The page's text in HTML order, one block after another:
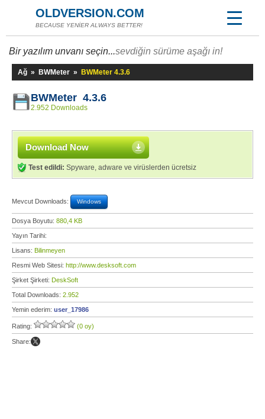
OLDVERSION.COM
BECAUSE YENİER ALWAYS BETTER!
Bir yazılım unvanı seçin...sevdiğin sürüme aşağı in!
Ağ » BWMeter » BWMeter 4.3.6
BWMeter 4.3.6
2.952 Downloads
Download Now
Test edildi: Spyware, adware ve virüslerden ücretsiz
Mevcut Downloads: Windows
Dosya Boyutu: 880,4 KB
Yayın Tarihi:
Lisans: Bilinmeyen
Resmi Web Sitesi: http://www.desksoft.com
Şirket Şirketi: DeskSoft
Total Downloads: 2.952
Yemin ederim: user_17986
Rating: (0 oy)
Share: